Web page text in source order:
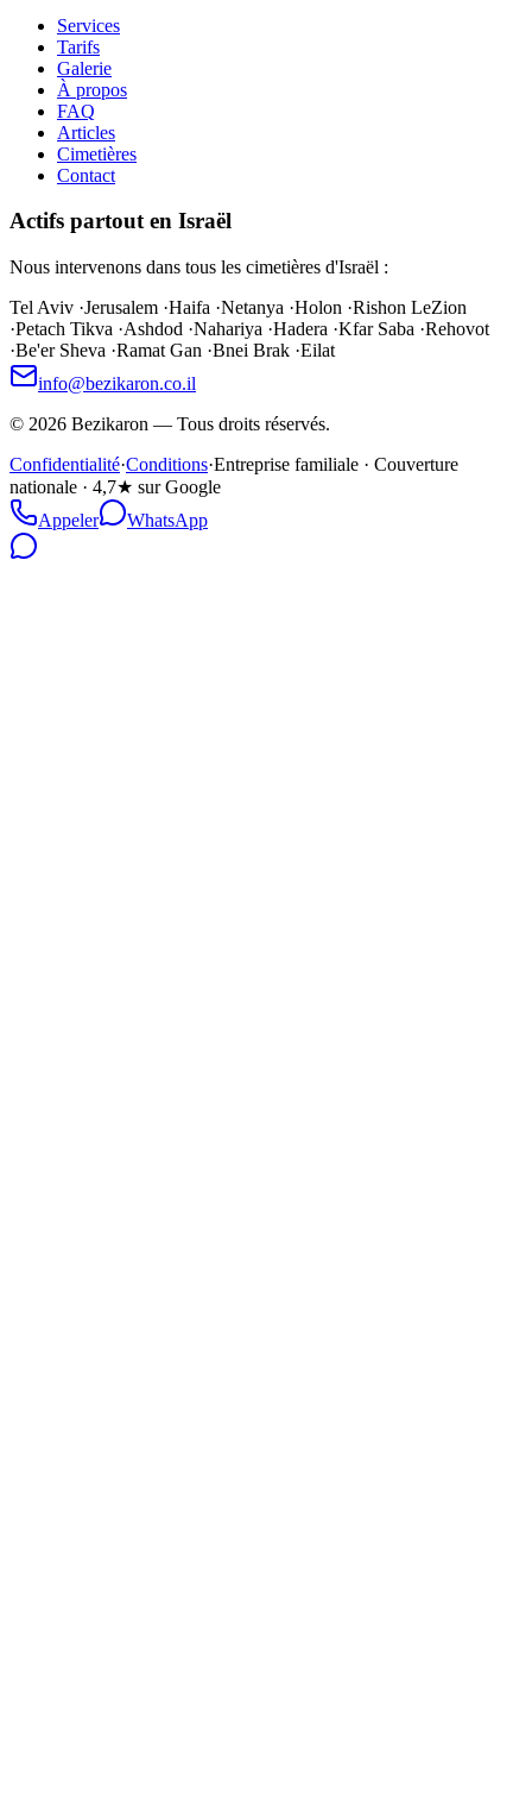
Services
Tarifs
Galerie
À propos
FAQ
Articles
Cimetières
Contact
Actifs partout en Israël
Nous intervenons dans tous les cimetières d'Israël :
Tel Aviv ·Jerusalem ·Haifa ·Netanya ·Holon ·Rishon LeZion
·Petach Tikva ·Ashdod ·Nahariya ·Hadera ·Kfar Saba ·Rehovot
·Be'er Sheva ·Ramat Gan ·Bnei Brak ·Eilat
info@bezikaron.co.il
© 2026 Bezikaron — Tous droits réservés.
Confidentialité·Conditions·Entreprise familiale · Couverture
nationale · 4,7★ sur Google
Appeler
WhatsApp